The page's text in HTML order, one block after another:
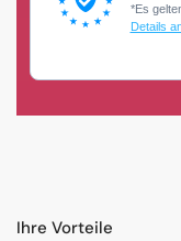
*Es
Details
Ihre Vorteile